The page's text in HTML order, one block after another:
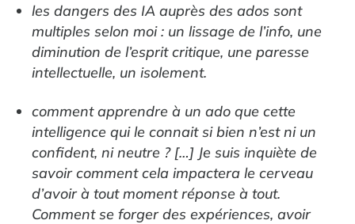
les dangers des IA auprès des ados sont
multiples selon moi : un lissage de l’info, une
diminution de l’esprit critique, une paresse
intellectuelle, un isolement.
comment apprendre à un ado que cette
intelligence qui le connait si bien n’est ni un
confident, ni neutre ? […] Je suis inquiète de
savoir comment cela impactera le cerveau
d’avoir à tout moment réponse à tout.
Comment se forger des expériences, avoir